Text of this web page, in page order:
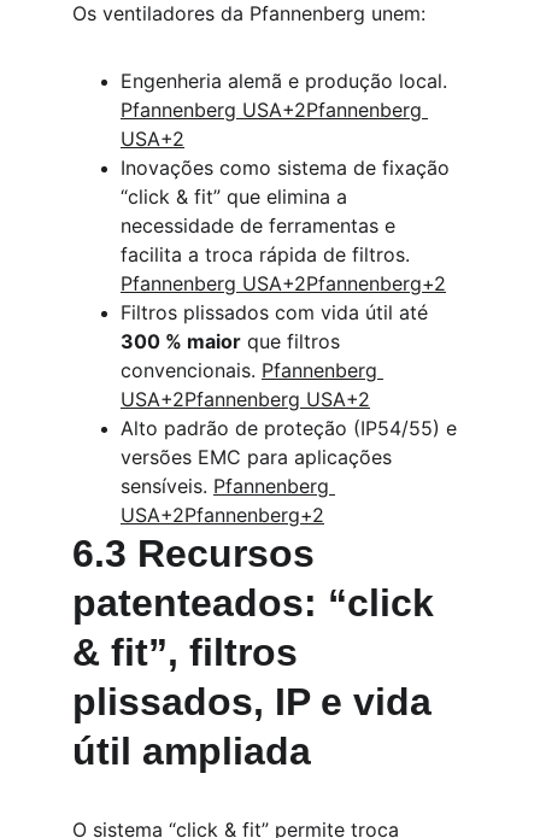
Os ventiladores da Pfannenberg unem:
Engenheria alemã e produção local.
Pfannenberg USA+2Pfannenberg
USA+2
Inovações como sistema de fixação
“click & fit” que elimina a
necessidade de ferramentas e
facilita a troca rápida de filtros.
Pfannenberg USA+2Pfannenberg+2
Filtros plissados com vida útil até
300 % maior que filtros
convencionais. Pfannenberg
USA+2Pfannenberg USA+2
Alto padrão de proteção (IP54/55) e
versões EMC para aplicações
sensíveis. Pfannenberg
USA+2Pfannenberg+2
6.3 Recursos
patenteados: “click
& fit”, filtros
plissados, IP e vida
útil ampliada
O sistema “click & fit” permite troca